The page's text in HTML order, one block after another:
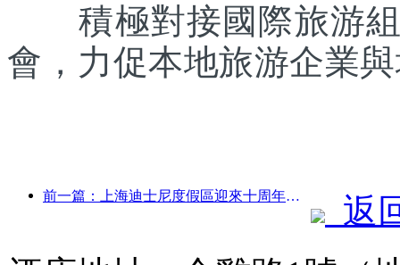
積極對接國際旅游組
會，力促本地旅游企業
前一篇：上海迪士尼度假區迎來十周年，累計接待游客超1億人次
返